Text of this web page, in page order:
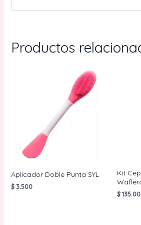
Productos
Aplicador Doble Punta SYL
$3.500
Kit
$